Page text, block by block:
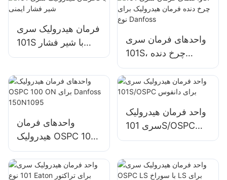
فرمان هیدرولیک سری
101S با شیر فشار
ایمنی
واحدهای فرمان سری
101S، چرخ دنده
فرمان هیدرولیک برای
نوع Danfoss
واحدهای فرمان
هیدرولیک OSPC 100
ON برای Danfoss
150N1095
واحد فرمان هیدرولیک
سری 101S/OSPC
برای دانفوس